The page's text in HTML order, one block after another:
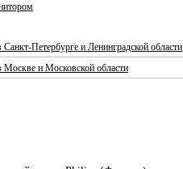
Петербурге и Ленинградской области
Москве и Московской области